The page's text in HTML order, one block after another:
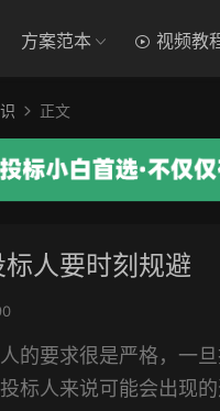
方案范本 视频教
正文
人要时刻规避
的要求很是严格，一
标人来说可能会出现的